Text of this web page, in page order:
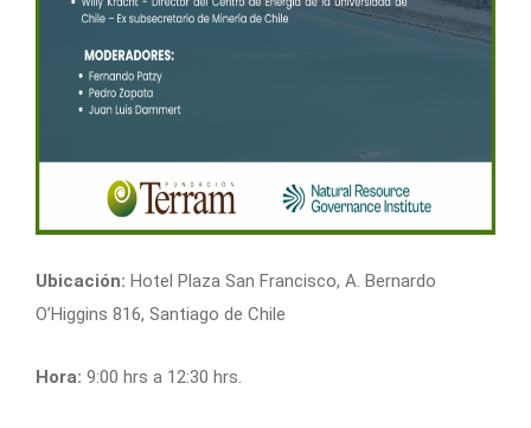
Ubicación: Hotel Plaza San Francisco, A. Bernardo
O’Higgins 816, Santiago de Chile
Hora: 9:00 hrs a 12:30 hrs.